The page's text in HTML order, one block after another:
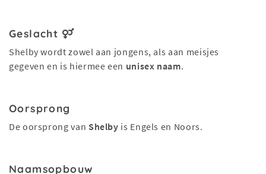
Geslacht
Shelby wordt zowel aan jongens, als aan meisjes
gegeven en is hiermee een unisex naam.
Oorsprong
De oorsprong van Shelby is Engels en Noors.
Naamsopbouw